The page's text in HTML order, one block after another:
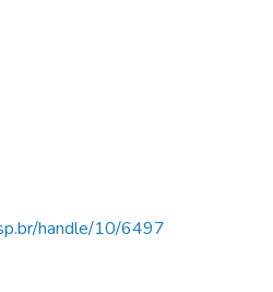
handle/10/6497